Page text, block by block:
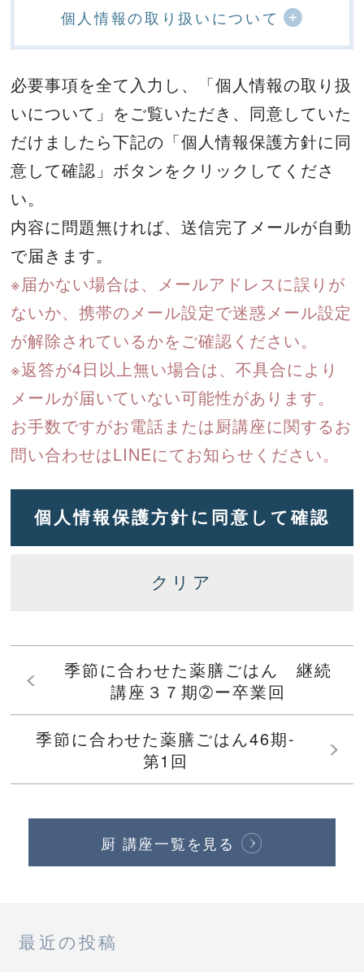
個人情報の取り扱いについて
必要事項を全て入力し、「個人情報の取り扱
いについて」をご覧いただき、 同意していた
だけましたら下記の「個人情報保護方針に同
意して確認」ボタンをクリックしてくださ
い。
内容に問題無ければ、送信完了メールが自動
で届きます。
※届かない場合は、メールアドレスに誤りが
ないか、携帯のメール設定で迷惑メール設定
が解除されているかをご確認ください。
※返答が4日以上無い場合は、不具合により
メールが届いていない可能性があります。
お手数ですがお電話または厨講座に関するお
問い合わせはLINEにてお知らせください。
季節に合わせた薬膳ごはん 継続
講座３７期➁ー卒業回
季節に合わせた薬膳ごはん46期-
第1回
厨 講座一覧を見る
最近の投稿